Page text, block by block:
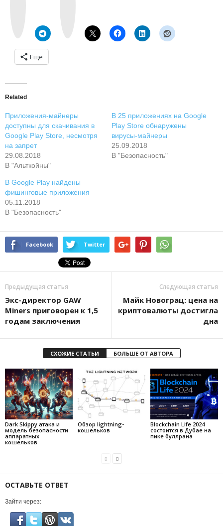
Ещё
Related
Приложения-майнеры
доступны для скачивания в
Google Play Store, несмотря
на запрет
29.08.2018
В "Альткойны"
В 25 приложениях на Google
Play Store обнаружены
вирусы-майнеры
25.09.2018
В "Безопасность"
В Google Play найдены
фишинговые приложения
05.11.2018
В "Безопасность"
Facebook Twitter
Предыдущая статья
Экс-директор GAW
Miners приговорен к 1,5
годам заключения
Следующая статья
Майк Новограц: цена на
криптовалюты достигла
дна
СХОЖИЕ СТАТЬИ БОЛЬШЕ ОТ АВТОРА
Dark Skippy атака и
модель безопасности
аппаратных
кошельков
Обзор lightning-
кошельков
Blockchain Life 2024
состоится в Дубае на
пике буллрана
ОСТАВЬТЕ ОТВЕТ
Зайти через: